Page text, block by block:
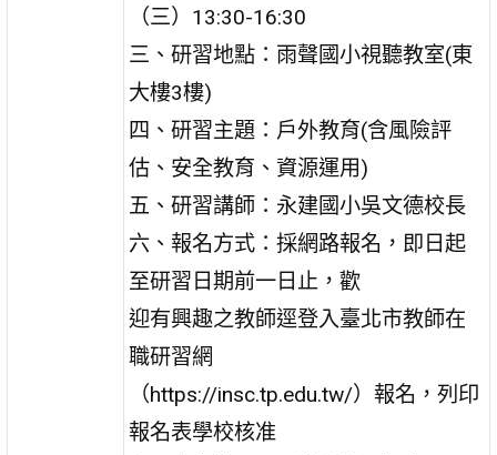
（三）13:30-16:30
三、研習地點：雨聲國小視聽教室(東
大樓3樓)
四、研習主題：戶外教育(含風險評
估、安全教育、資源運用)
五、研習講師：永建國小吳文德校長
六、報名方式：採網路報名，即日起
至研習日期前一日止，歡
迎有興趣之教師逕登入臺北市教師在
職研習網
（https://insc.tp.edu.tw/）報名，列印
報名表學校核准